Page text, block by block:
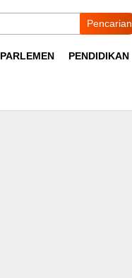
Pencarian
PARLEMEN PENDIDIKAN